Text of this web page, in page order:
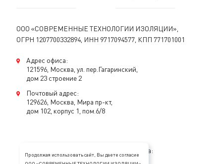
ООО «СОВРЕМЕННЫЕ ТЕХНОЛОГИИ ИЗОЛЯЦИИ»,
ОГРН 1207700332894, ИНН 9717094577, КПП 771701001
Адрес офиса:
121596, Москва, ул. пер.Гагаринский,
дом 23 строение 2
Почтовый адрес:
129626, Москва, Мира пр-кт,
дом 102, корпус 1, пом.6/8
Консультация специалиста:
Продолжая использовать сайт, Вы даете согласие